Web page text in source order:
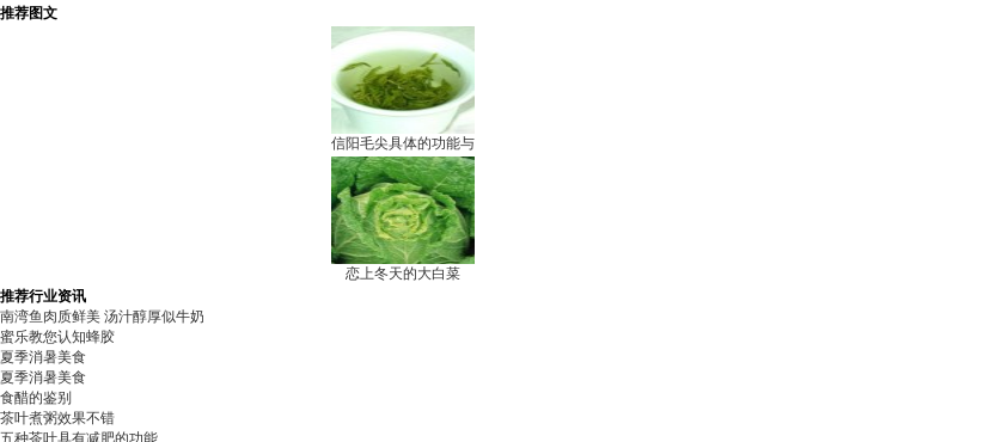
推荐图文
信阳毛尖具体的功能与
恋上冬天的大白菜
推荐行业资讯
南湾鱼肉质鲜美 汤汁醇厚似牛奶
蜜乐教您认知蜂胶
夏季消暑美食
夏季消暑美食
食醋的鉴别
茶叶煮粥效果不错
五种茶叶具有减肥的功能